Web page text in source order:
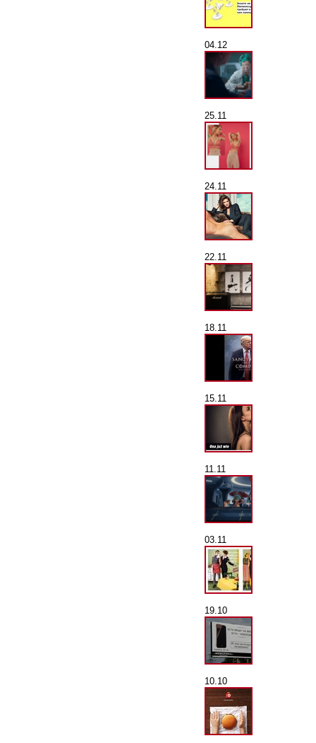
04.12
25.11
24.11
22.11
18.11
15.11
11.11
03.11
19.10
10.10